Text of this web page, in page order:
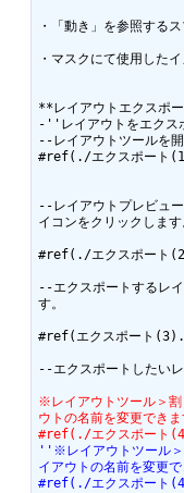
・「動き」を参照する
・マスクにて使用した
**レイアウトエクスポ
-''レイアウトをエク
--レイアウトツールを開
#ref(./エクスポート
--レイアウトプレビュ
#ref(./エクスポート
--エクスポートするレ
#ref(エクスポート
--エクスポートしたい
※レイアウトツール＞割
ウトの名前を変更でき
#ref(./エクスポート
''※レイアウトツール＞
イアウトの名前を変更
#ref(./エクスポート